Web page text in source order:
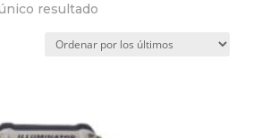
resultado